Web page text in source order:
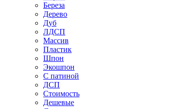
Береза
Дерево
Дуб
ЛДСП
Массив
Пластик
Шпон
Экошпон
С патиной
ДСП
Стоимость
Дешевые